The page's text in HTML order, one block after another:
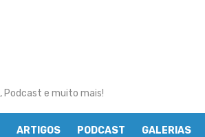
Podcast e muito mais!
ARTIGOS PODCAST GALERIAS